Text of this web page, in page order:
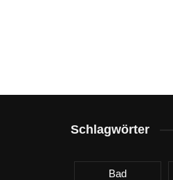
Schlagwörter
Bad